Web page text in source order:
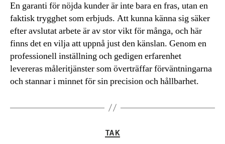
En garanti för nöjda kunder är inte bara en fras, utan en
faktisk trygghet som erbjuds. Att kunna känna sig säker
efter avslutat arbete är av stor vikt för många, och här
finns det en vilja att uppnå just den känslan. Genom en
professionell inställning och gedigen erfarenhet
levereras måleritjänster som överträffar förväntningarna
och stannar i minnet för sin precision och hållbarhet.
Kategorier
TAK